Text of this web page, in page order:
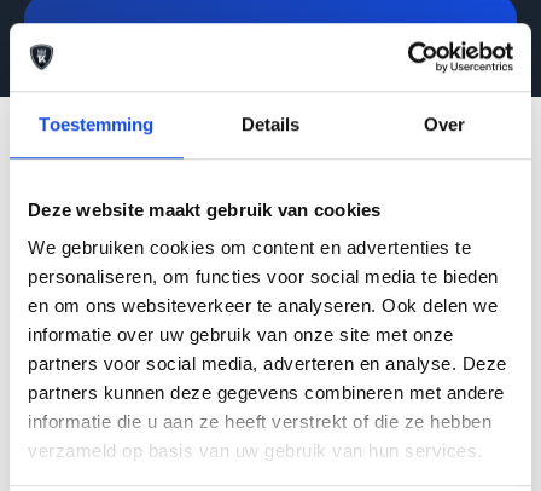
Toestemming Details Over
Deze website maakt gebruik van cookies
We gebruiken cookies om content en advertenties te
personaliseren, om functies voor social media te bieden
en om ons websiteverkeer te analyseren. Ook delen we
informatie over uw gebruik van onze site met onze
partners voor social media, adverteren en analyse. Deze
partners kunnen deze gegevens combineren met andere
informatie die u aan ze heeft verstrekt of die ze hebben
verzameld op basis van uw gebruik van hun services.
9,7
Op basis van meer dan 352 beoordelingen